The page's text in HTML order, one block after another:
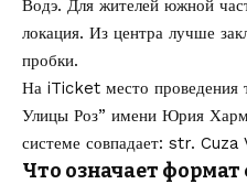
Водэ. Для жителей южной
локация. Из центра лучше
пробки.
На iTicket место проведения
Улицы Роз” имени Юрия
системе совпадает: str.
Что означает